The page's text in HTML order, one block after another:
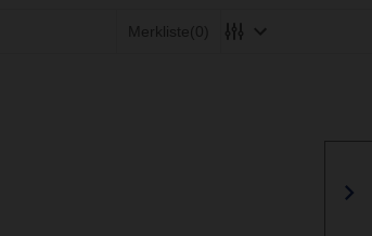
Merkliste(0)